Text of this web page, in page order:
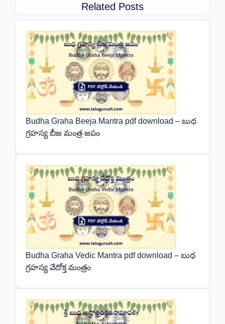
Related Posts
Budha Graha Beeja Mantra pdf download – బుధ
గ్రహస్య బీజ మంత్ర జపం
Budha Graha Vedic Mantra pdf download – బుధ
గ్రహస్య వేదోక్త మంత్రం